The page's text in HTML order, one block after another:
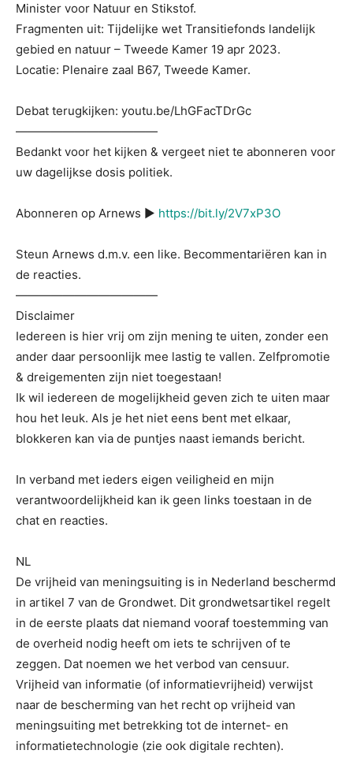
Minister voor Natuur en Stikstof.
Fragmenten uit: Tijdelijke wet Transitiefonds landelijk
gebied en natuur – Tweede Kamer 19 apr 2023.
Locatie: Plenaire zaal B67, Tweede Kamer.
Debat terugkijken: youtu.be/LhGFacTDrGc
————————————
Bedankt voor het kijken & vergeet niet te abonneren voor
uw dagelijkse dosis politiek.
Abonneren op Arnews ▶ https://bit.ly/2V7xP3O
Steun Arnews d.m.v. een like. Becommentariëren kan in
de reacties.
————————————
Disclaimer
Iedereen is hier vrij om zijn mening te uiten, zonder een
ander daar persoonlijk mee lastig te vallen. Zelfpromotie
& dreigementen zijn niet toegestaan!
Ik wil iedereen de mogelijkheid geven zich te uiten maar
hou het leuk. Als je het niet eens bent met elkaar,
blokkeren kan via de puntjes naast iemands bericht.
In verband met ieders eigen veiligheid en mijn
verantwoordelijkheid kan ik geen links toestaan in de
chat en reacties.
NL
De vrijheid van meningsuiting is in Nederland beschermd
in artikel 7 van de Grondwet. Dit grondwetsartikel regelt
in de eerste plaats dat niemand vooraf toestemming van
de overheid nodig heeft om iets te schrijven of te
zeggen. Dat noemen we het verbod van censuur.
Vrijheid van informatie (of informatievrijheid) verwijst
naar de bescherming van het recht op vrijheid van
meningsuiting met betrekking tot de internet- en
informatietechnologie (zie ook digitale rechten).